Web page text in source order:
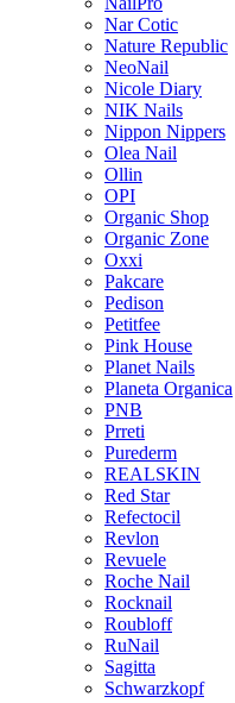
Nar Cotic
Nature Republic
NeoNail
Nicole Diary
NIK Nails
Nippon Nippers
Olea Nail
Ollin
OPI
Organic Shop
Organic Zone
Oxxi
Pakcare
Pedison
Petitfee
Pink House
Planet Nails
Planeta Organica
PNB
Prreti
Purederm
REALSKIN
Red Star
Refectocil
Revlon
Revuele
Roche Nail
Rocknail
Roubloff
RuNail
Sagitta
Schwarzkopf